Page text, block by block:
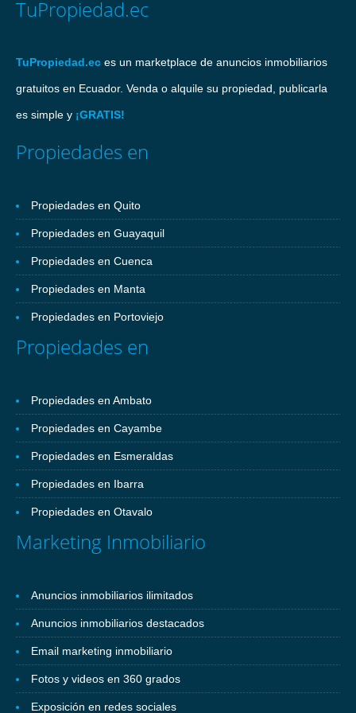
TuPropiedad.ec
TuPropiedad.ec es un marketplace de anuncios inmobiliarios
gratuitos en Ecuador. Venda o alquile su propiedad, publicarla
es simple y ¡GRATIS!
Propiedades en
Propiedades en Quito
Propiedades en Guayaquil
Propiedades en Cuenca
Propiedades en Manta
Propiedades en Portoviejo
Propiedades en
Propiedades en Ambato
Propiedades en Cayambe
Propiedades en Esmeraldas
Propiedades en Ibarra
Propiedades en Otavalo
Marketing Inmobiliario
Anuncios inmobiliarios ilimitados
Anuncios inmobiliarios destacados
Email marketing inmobiliario
Fotos y videos en 360 grados
Exposición en redes sociales